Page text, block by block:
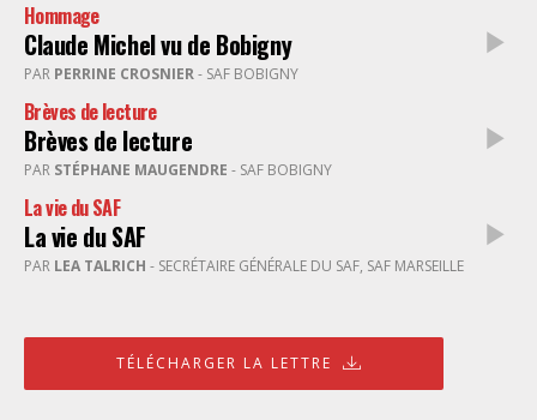
Hommage
Claude Michel vu de Bobigny
PAR PERRINE CROSNIER- SAF BOBIGNY
Brèves de lecture
Brèves de lecture
PAR STÉPHANE MAUGENDRE - SAF BOBIGNY
La vie du SAF
La vie du SAF
PAR LEA TALRICH - SECRÉTAIRE GÉNÉRALE DU SAF, SAF MARSEILLE
TÉLÉCHARGER LA LETTRE